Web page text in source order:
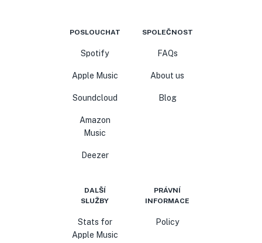
POSLOUCHAT
Spotify
Apple Music
Soundcloud
Amazon
Music
Deezer
SPOLEČNOST
FAQs
About us
Blog
DALŠÍ
SLUŽBY
Stats for
Apple Music
PRÁVNÍ
INFORMACE
Policy